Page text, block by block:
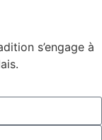
s’engage à